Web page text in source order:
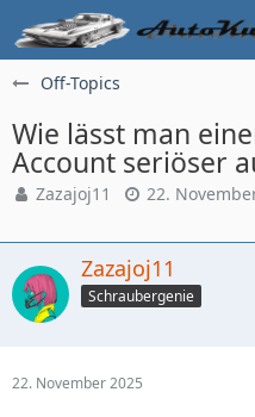
Off-Topics
Wie lässt man
Account seriöser
Zazajoj11 22.
Zazajoj11
Schraubergenie
22. November 2025